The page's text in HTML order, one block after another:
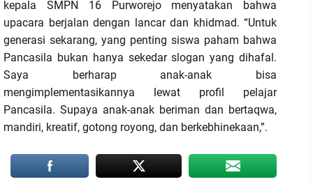
kepala SMPN 16 Purworejo menyatakan bahwa
upacara berjalan dengan lancar dan khidmad. “Untuk
generasi sekarang, yang penting siswa paham bahwa
Pancasila bukan hanya sekedar slogan yang dihafal.
Saya berharap anak-anak bisa
mengimplementasikannya lewat profil pelajar
Pancasila. Supaya anak-anak beriman dan bertaqwa,
mandiri, kreatif, gotong royong, dan berkebhinekaan,”.